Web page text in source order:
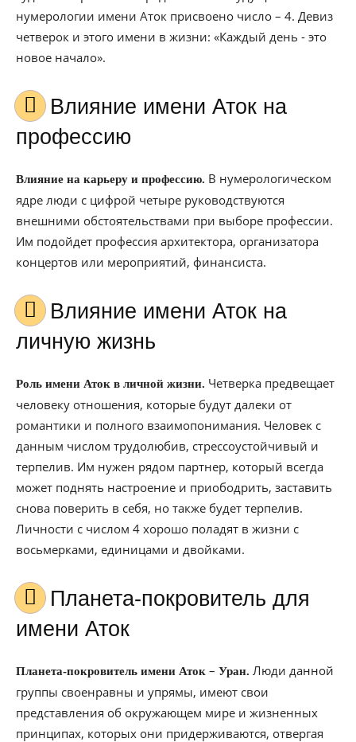
нумерологии имени Аток присвоено число – 4. Девиз
четверок и этого имени в жизни: «Каждый день - это
новое начало».
Влияние имени Аток на
профессию
Влияние на карьеру и профессию. В нумерологическом
ядре люди с цифрой четыре руководствуются
внешними обстоятельствами при выборе профессии.
Им подойдет профессия архитектора, организатора
концертов или мероприятий, финансиста.
Влияние имени Аток на
личную жизнь
Роль имени Аток в личной жизни. Четверка предвещает
человеку отношения, которые будут далеки от
романтики и полного взаимопонимания. Человек с
данным числом трудолюбив, стрессоустойчивый и
терпелив. Им нужен рядом партнер, который всегда
может поднять настроение и приободрить, заставить
снова поверить в себя, но также будет терпелив.
Личности с числом 4 хорошо поладят в жизни с
восьмерками, единицами и двойками.
Планета-покровитель для
имени Аток
Планета-покровитель имени Аток – Уран. Люди данной
группы своенравны и упрямы, имеют свои
представления об окружающем мире и жизненных
принципах, которых они придерживаются, отвергая